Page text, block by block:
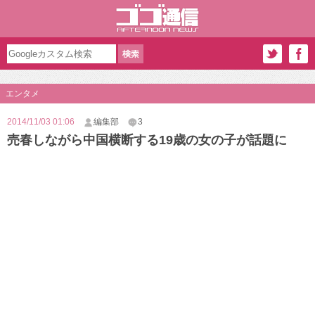
エンタメ
2014/11/03 01:06 編集部 3
売春しながら中国横断する19歳の女の子が話題に